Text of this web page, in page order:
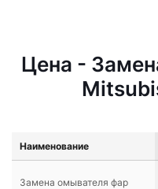
Цена -
Наименование
Замена омывателя фар